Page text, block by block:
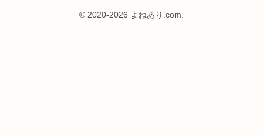
© 2020-2026 よねあり.com.